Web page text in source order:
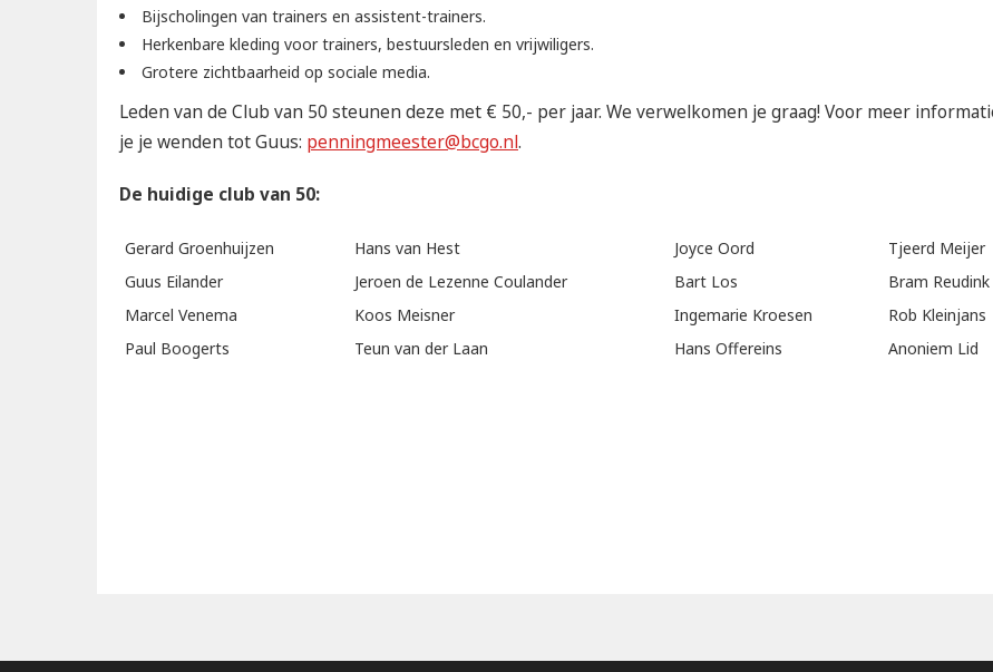
Bijscholingen van trainers en assistent-trainers.
Herkenbare kleding voor trainers, bestuursleden en vrijwiligers.
Grotere zichtbaarheid op sociale media.
Leden van de Club van 50 steunen deze met € 50,- per jaar. We verwelkomen je graag! Voor meer
je je wenden tot Guus: penningmeester@bcgo.nl.
De huidige club van 50:
Gerard Groenhuijzen Hans van Hest Joyce Oord
Tjeerd Meijer
Guus Eilander
Jeroen de Lezenne Coulander Bart Los
Bram Reudink
Marcel Venema
Koos Meisner Ingemarie Kroesen
Rob Kleinjans
Paul Boogerts
Teun van der Laan Hans Offereins Anoniem Lid